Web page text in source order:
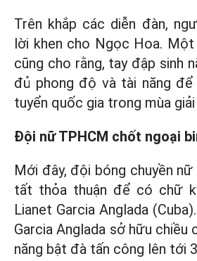
Trên khắp các diễn đàn,
lời khen cho Ngọc Hoa.
cũng cho rằng, tay đập sinh
đủ phong độ và tài năng
tuyển quốc gia trong mùa
Đội nữ TPHCM chốt ngoại
Mới đây, đội bóng chuyền
tất thỏa thuận để có chữ
Lianet Garcia Anglada
Garcia Anglada sở hữu chiều
năng bật đà tấn công lên tới